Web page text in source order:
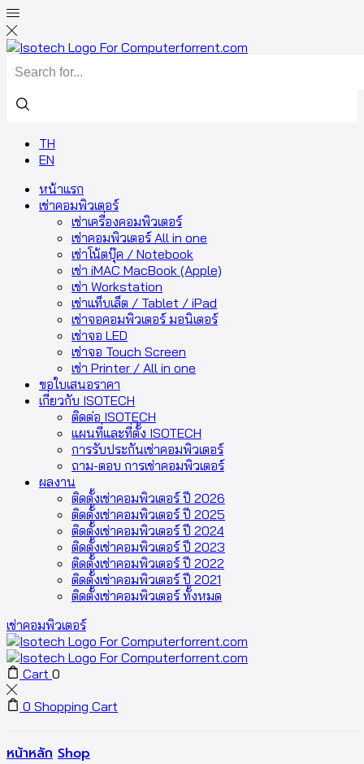
TH
EN
หน้าแรก
เช่าคอมพิวเตอร์
เช่าเครื่องคอมพิวเตอร์
เช่าคอมพิวเตอร์ All in one
เช่าโน้ตบุ๊ค / Notebook
เช่า iMAC MacBook (Apple)
เช่า Workstation
เช่าแท็บเล็ต / Tablet / iPad
เช่าจอคอมพิวเตอร์ มอนิเตอร์
เช่าจอ LED
เช่าจอ Touch Screen
เช่า Printer / All in one
ขอใบเสนอราคา
เกี่ยวกับ ISOTECH
ติดต่อ ISOTECH
แผนที่และที่ตั้ง ISOTECH
การรับประกันเช่าคอมพิวเตอร์
ถาม-ตอบ การเช่าคอมพิวเตอร์
ผลงาน
ติดตั้งเช่าคอมพิวเตอร์ ปี 2026
ติดตั้งเช่าคอมพิวเตอร์ ปี 2025
ติดตั้งเช่าคอมพิวเตอร์ ปี 2024
ติดตั้งเช่าคอมพิวเตอร์ ปี 2023
ติดตั้งเช่าคอมพิวเตอร์ ปี 2022
ติดตั้งเช่าคอมพิวเตอร์ ปี 2021
ติดตั้งเช่าคอมพิวเตอร์ ทั้งหมด
เช่าคอมพิวเตอร์
Cart 0
0 Shopping Cart
หน้าหลัก Shop